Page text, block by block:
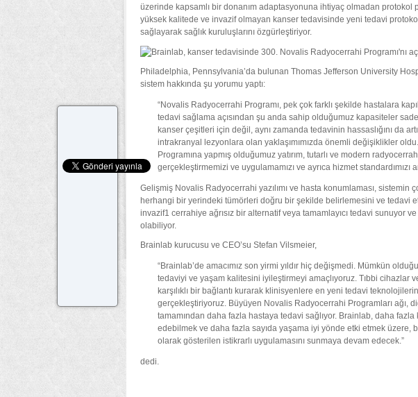
üzerinde kapsamlı bir donanım adaptasyonuna ihtiyaç olmadan protokol
yüksek kalitede ve invazif olmayan kanser tedavisinde yeni tedavi
sağlayarak sağlık kuruluşlarını özgürleştiriyor.
Philadelphia, Pennsylvania’da bulunan Thomas Jefferson University
sistem hakkında şu yorumu yaptı:
“Novalis Radyocerrahi Programı, pek çok farklı şekilde hastalara
tedavi sağlama açısından şu anda sahip olduğumuz kapasiteler
kanser çeşitleri için değil, aynı zamanda tedavinin hassaslığını da
intrakranyal lezyonlara olan yaklaşımımızda önemli değişiklikler
Programına yapmış olduğumuz yatırım, tutarlı ve modern
gerçekleştirmemizi ve uygulamamızı ve ayrıca hizmet standardımızı
Gelişmiş Novalis Radyocerrahi yazılımı ve hasta konumlaması, sistemin
herhangi bir yerindeki tümörleri doğru bir şekilde belirlemesini ve tedavi
invazif1 cerrahiye ağrısız bir alternatif veya tamamlayıcı tedavi sunuyor
olabiliyor.
Brainlab kurucusu ve CEO’su Stefan Vilsmeier,
“Brainlab’de amacımız son yirmi yıldır hiç değişmedi. Mümkün
tedaviyi ve yaşam kalitesini iyileştirmeyi amaçlıyoruz. Tıbbi cihazlar
karşılıklı bir bağlantı kurarak klinisyenlere en yeni tedavi
gerçekleştiriyoruz. Büyüyen Novalis Radyocerrahi Programları ağı,
tamamından daha fazla hastaya tedavi sağlıyor. Brainlab, daha fazla
edebilmek ve daha fazla sayıda yaşama iyi yönde etki etmek üzere,
olarak gösterilen istikrarlı uygulamasını sunmaya devam edecek.”
dedi.